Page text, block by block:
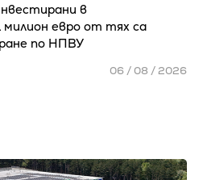
в
милион евро от тях са
по НПВУ
06 / 08 / 2026